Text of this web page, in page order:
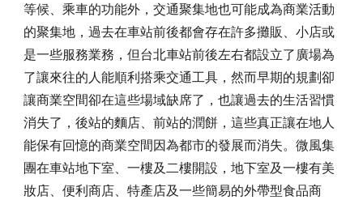
等候、乘車的功能外，交通聚集地也可能成為商業活動
的聚集地，過去在車站前後都會存在許多攤販、小店或
是一些服務業務，但台北車站前後左右都設立了廣場為
了讓來往的人能順利搭乘交通工具，然而早期的規劃卻
讓商業空間卻在這些場域缺席了，也讓過去的生活習慣
消失了，後站的麵店、前站的潤餅，這些真正讓在地人
能保有回憶的商業空間因為都市的發展而消失。微風集
團在車站地下室、一樓及二樓開設，地下室及一樓有美
妝店、便利商店、特產店及一些簡易的外帶型食品商